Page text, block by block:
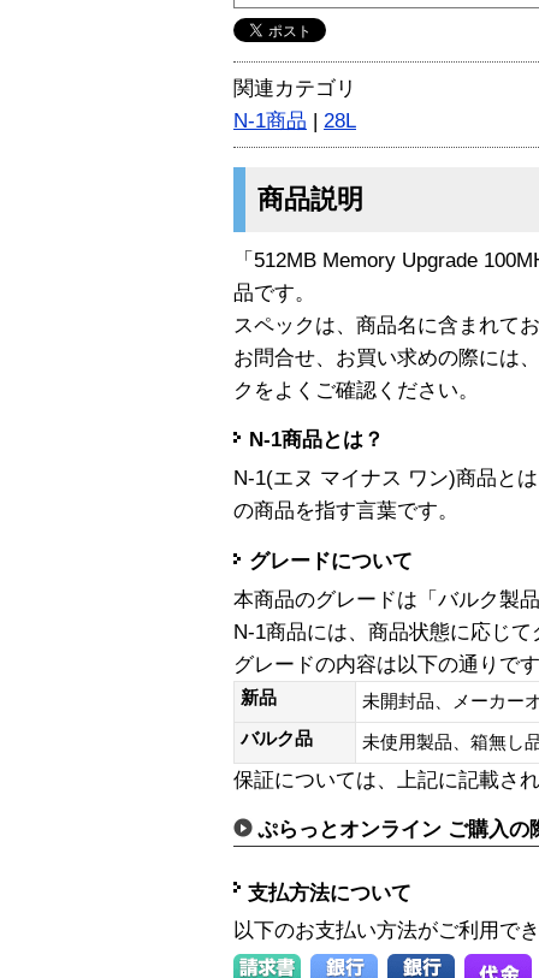
関連カテゴリ
N-1商品 | 28L
商品説明
「512MB Memory Upgrade
品です。
スペックは、商品名に含まれて
お問合せ、お買い求めの際には
クをよくご確認ください。
N-1商品とは？
N-1(エヌ マイナス ワン)商品と
の商品を指す言葉です。
グレードについて
本商品のグレードは「バルク製
N-1商品には、商品状態に応じ
グレードの内容は以下の通りで
新品
未開封品、メーカー
バルク品
未使用製品、箱無
保証については、上記に記載さ
ぷらっとオンライン ご購入の
支払方法について
以下のお支払い方法がご利用で